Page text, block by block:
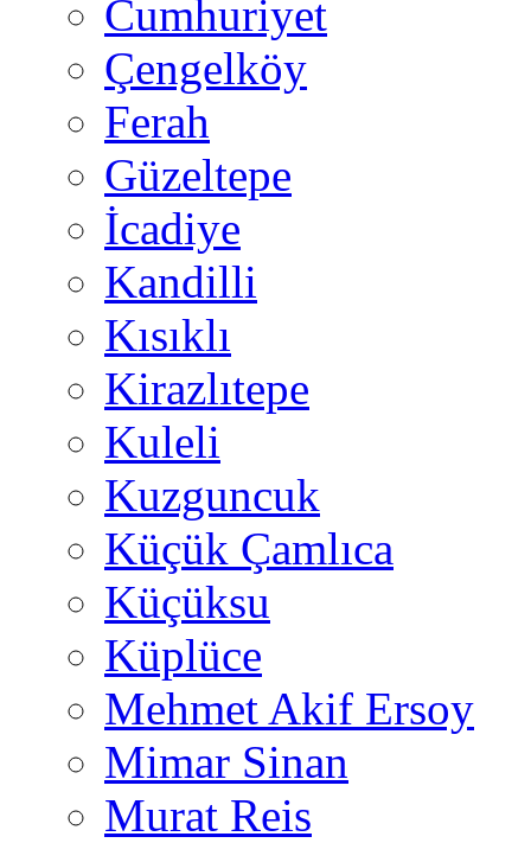
Cumhuriyet
Çengelköy
Ferah
Güzeltepe
İcadiye
Kandilli
Kısıklı
Kirazlıtepe
Kuleli
Kuzguncuk
Küçük Çamlıca
Küçüksu
Küplüce
Mehmet Akif Ersoy
Mimar Sinan
Murat Reis